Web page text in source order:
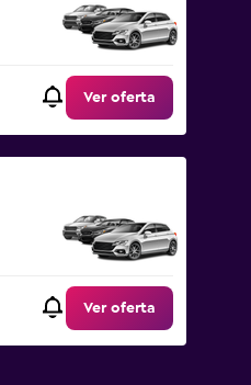
Ver oferta
Ver oferta